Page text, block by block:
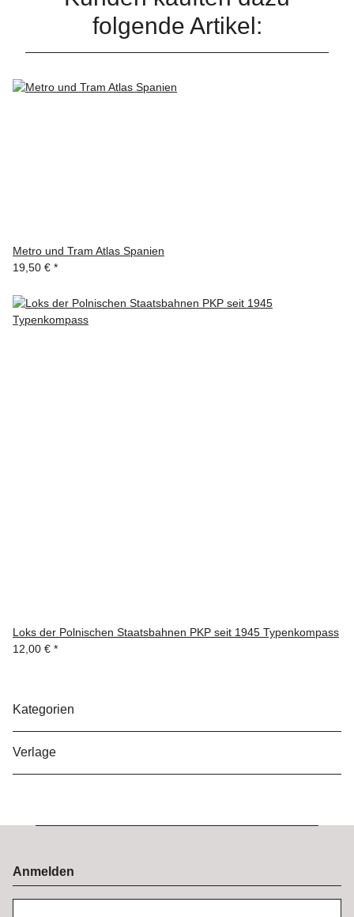
folgende Artikel:
Metro und Tram Atlas Spanien
19,50 € *
Loks der Polnischen Staatsbahnen PKP seit 1945 Typenkompass
12,00 € *
Kategorien
Verlage
Anmelden